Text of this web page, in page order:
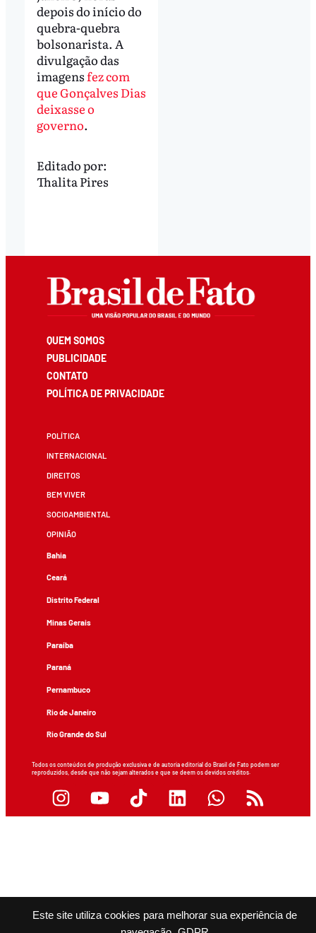
Este site utiliza cookies para melhorar sua experiência de
depois do início do
quebra-quebra
bolsonarista. A
divulgação das
imagensfez com
que Gonçalves Dias
deixasse o
governo.
Editado por:
Thalita Pires
QUEM SOMOS
PUBLICIDADE
CONTATO
POLÍTICA DE PRIVACIDADE
POLÍTICA
INTERNACIONAL
DIREITOS
BEM VIVER
SOCIOAMBIENTAL
OPINIÃO
Bahia
Ceará
Distrito Federal
Minas Gerais
Paraíba
Paraná
Pernambuco
Rio de Janeiro
Rio Grande do Sul
Todos os conteúdos de produção exclusiva e de autoria editorial do Brasil de Fato podem ser
reproduzidos, desde que não sejam alterados e que se deem os devidos créditos.